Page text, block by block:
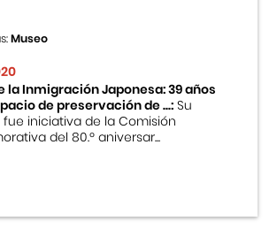
Museo
la Inmigración Japonesa: 39 años
de preservación de ...:Su
iniciativa de la Comisión
del 80.º aniversar...